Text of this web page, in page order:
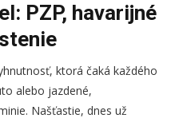
PZP, havarijné
ktorá čaká každého
alebo jazdené,
Našťastie, dnes už